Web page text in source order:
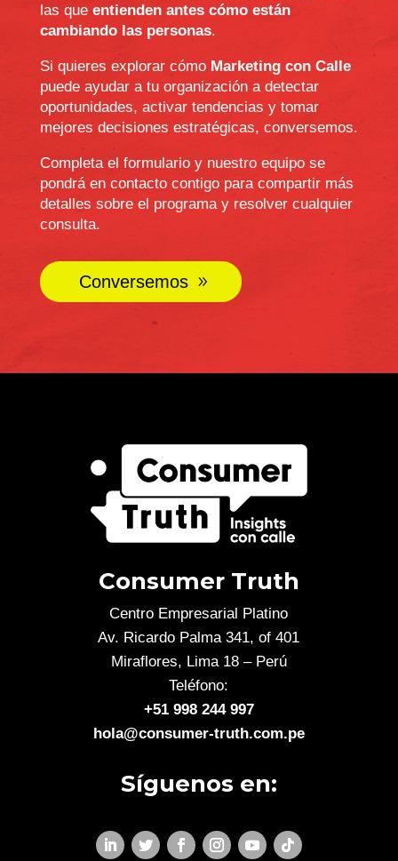
las queentienden antes cómo están
cambiando las personas.
Si quieres explorar cómo Marketing con Calle
puede ayudar a tu organización a detectar
oportunidades, activar tendencias y tomar
mejores decisiones estratégicas, conversemos.
Completa el formulario y nuestro equipo se
pondrá en contacto contigo para compartir más
detalles sobre el programa y resolver cualquier
consulta.
Conversemos
Consumer Truth
Centro Empresarial Platino
Av. Ricardo Palma 341, of 401
Miraflores, Lima 18 – Perú
Teléfono:
+51 998 244 997
hola@consumer-truth.com.pe
Síguenos en: